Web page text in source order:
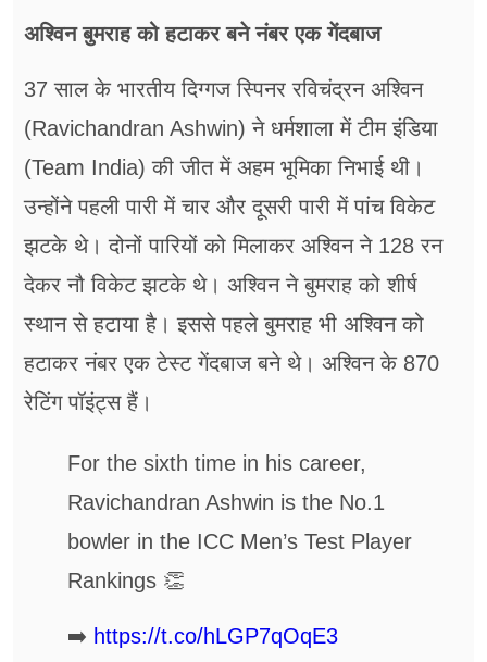
अश्विन बुमराह को हटाकर बने नंबर एक गेंदबाज
37 साल के भारतीय दिग्गज स्पिनर रविचंद्रन अश्विन
(Ravichandran Ashwin) ने धर्मशाला में टीम इंडिया
(Team India) की जीत में अहम भूमिका निभाई थी।
उन्होंने पहली पारी में चार और दूसरी पारी में पांच विकेट
झटके थे। दोनों पारियों को मिलाकर अश्विन ने 128 रन
देकर नौ विकेट झटके थे। अश्विन ने बुमराह को शीर्ष
स्थान से हटाया है। इससे पहले बुमराह भी अश्विन को
हटाकर नंबर एक टेस्ट गेंदबाज बने थे। अश्विन के 870
रेटिंग पॉइंट्स हैं।
For the sixth time in his career,
Ravichandran Ashwin is the No.1
bowler in the ICC Men’s Test Player
Rankings 👏
➡️ https://t.co/hLGP7qOqE3